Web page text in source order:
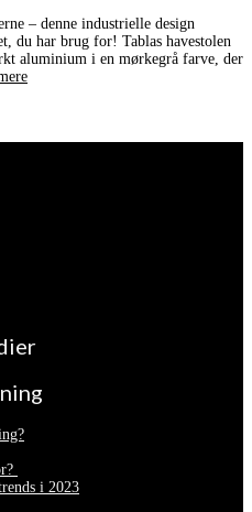
– denne industrielle design
du har brug for! Tablas havestolen
aluminium i en mørkegrå farve, der
i 2023